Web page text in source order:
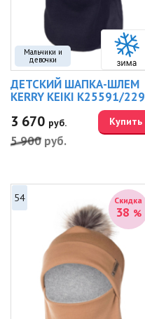
Мальчики и
девочки
ДЕТСКИЙ ШАПКА-ШЛЕМ
KERRY KEIKI K25591/229
3 670 руб.
5 900 руб.
Купить
Скидка
38 %
54